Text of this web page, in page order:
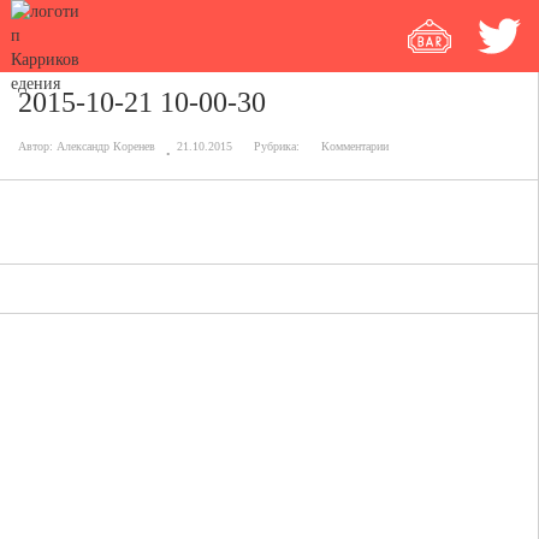
2015-10-21 10-00-30
Автор: Александр Коренев 21.10.2015 Рубрика: Комментарии